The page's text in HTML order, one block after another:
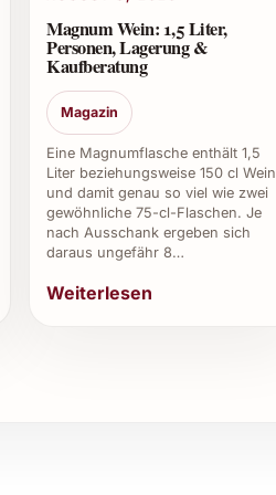
nach vegane oder
kann.
seine frischen Aromen voll
Magnum Wein: 1,5 Liter,
Personen, Lagerung &
Kaufberatung
Magazin
Eine Magnumflasche enthält 1,5
Liter beziehungsweise 150 cl Wein
und damit genau so viel wie zwei
gewöhnliche 75-cl-Flaschen. Je
nach Ausschank ergeben sich
daraus ungefähr 8…
Weiterlesen